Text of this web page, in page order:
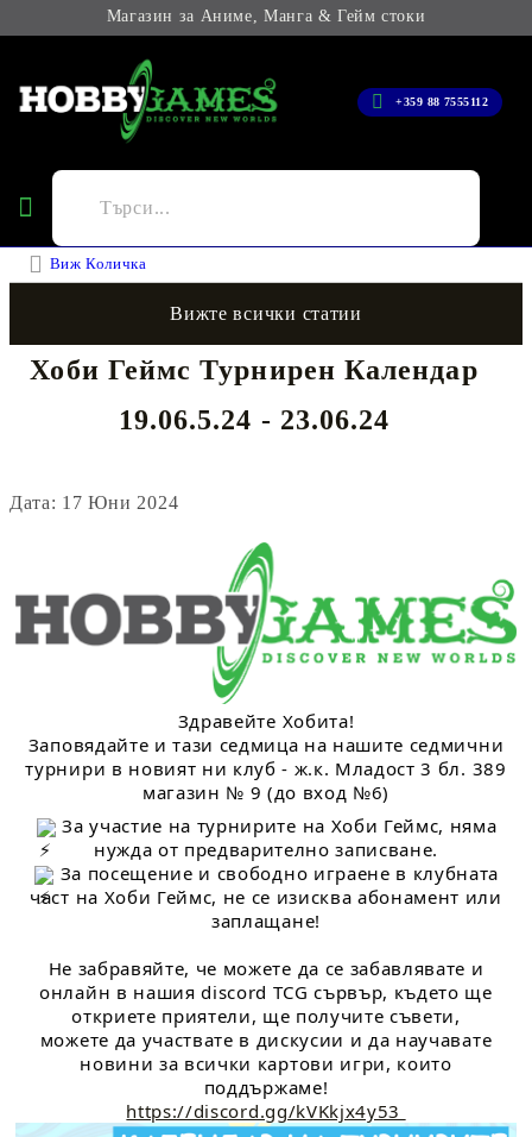
Магазин за Аниме, Манга & Гейм стоки
+359 88 7555112
Виж Количка
Вижте всички статии
Хоби Геймс Турнирен Календар
19.06.5.24 - 23.06.24
Дата: 17 Юни 2024
Здравейте Хобита!
Заповядайте и тази седмица на нашите седмични
турнири в новият ни клуб - ж.к. Младост 3 бл. 389
магазин № 9 (до вход №6)
За участие на турнирите на Хоби Геймс, няма
нужда от предварително записване.
За посещение и свободно играене в клубната
част на Хоби Геймс, не се изисква абонамент или
заплащане!
Не забравяйте, че можете да се забавлявате и
онлайн в нашия discord TCG сървър, където ще
откриете приятели, ще получите съвети,
можете да участвате в дискусии и да научавате
новини за всички картови игри, които
поддържаме!
https://discord.gg/kVKkjx4y53